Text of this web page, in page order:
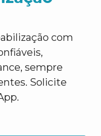
com
sempre
Solicite